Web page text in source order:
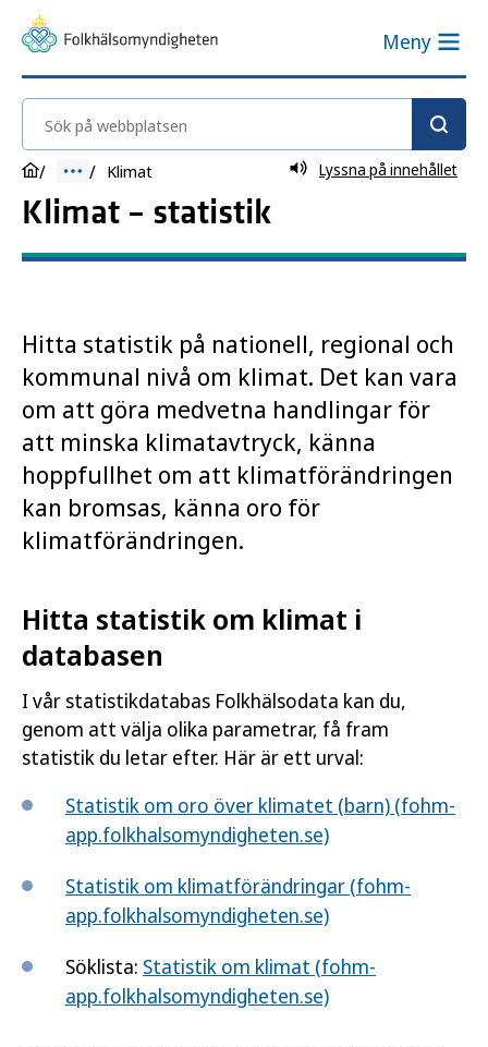
Meny
Sök på webbplatsen
Klimat Lyssna på innehållet
Klimat – statistik
Hitta statistik på nationell, regional och
kommunal nivå om klimat. Det kan vara
om att göra medvetna handlingar för
att minska klimatavtryck, känna
hoppfullhet om att klimatförändringen
kan bromsas, känna oro för
klimatförändringen.
Hitta statistik om klimat i
databasen
I vår statistikdatabas Folkhälsodata kan du,
genom att välja olika parametrar, få fram
statistik du letar efter. Här är ett urval:
Statistik om oro över klimatet (barn) (fohm-
app.folkhalsomyndigheten.se)
Statistik om klimatförändringar (fohm-
app.folkhalsomyndigheten.se)
Söklista: Statistik om klimat (fohm-
app.folkhalsomyndigheten.se)